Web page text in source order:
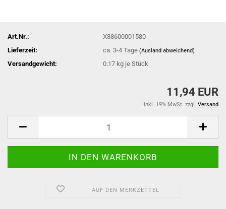
Art.Nr.:
X38600001580
Lieferzeit:
ca. 3-4 Tage(Ausland abweichend)
Versandgewicht: 0.17 kg je Stück
11,94 EUR
inkl. 19% MwSt. zzgl. Versand
AUF DEN MERKZETTEL